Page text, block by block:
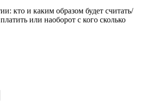
кто и каким образом будет считать/
или наоборот с кого сколько